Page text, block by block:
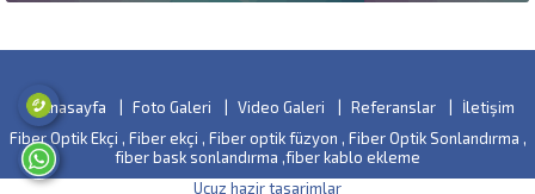
Anasayfa Foto Galeri Video Galeri Referanslar
İletişim
Fiber Optik Ekçi , Fiber ekçi , Fiber optik füzyon , Fiber Optik Sonlandırma ,
fiber bask sonlandırma ,fiber kablo ekleme
Ucuz hazir tasarimlar